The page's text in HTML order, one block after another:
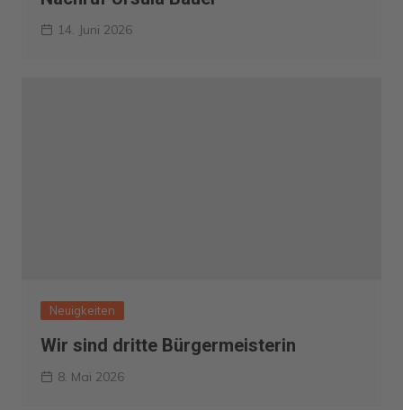
14. Juni 2026
Neuigkeiten
Wir sind dritte Bürgermeisterin
8. Mai 2026